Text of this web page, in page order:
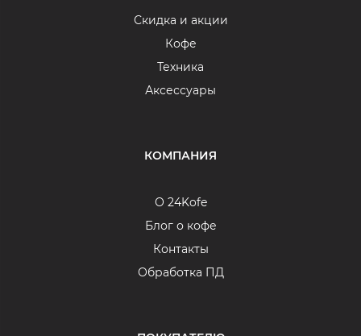
Скидка и акции
Кофе
Техника
Аксессуары
КОМПАНИЯ
О 24Kofe
Блог о кофе
Контакты
Обработка ПД